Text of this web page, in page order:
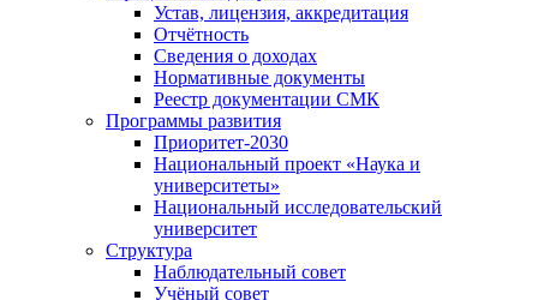
Устав, лицензия, аккредитация
Отчётность
Сведения о доходах
Нормативные документы
Реестр документации СМК
Программы развития
Приоритет-2030
Национальный проект «Наука и
университеты»
Национальный исследовательский
университет
Структура
Наблюдательный совет
Учёный совет